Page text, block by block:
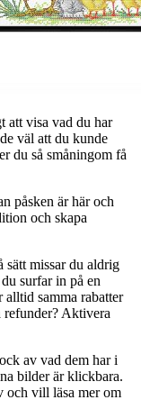
att visa vad du har
väl att du kunde
du så småningom få
påsken är här och
och skapa
sätt missar du aldrig
surfar in på en
alltid samma rabatter
refunder? Aktivera
av vad dem har i
bilder är klickbara.
och vill läsa mer om